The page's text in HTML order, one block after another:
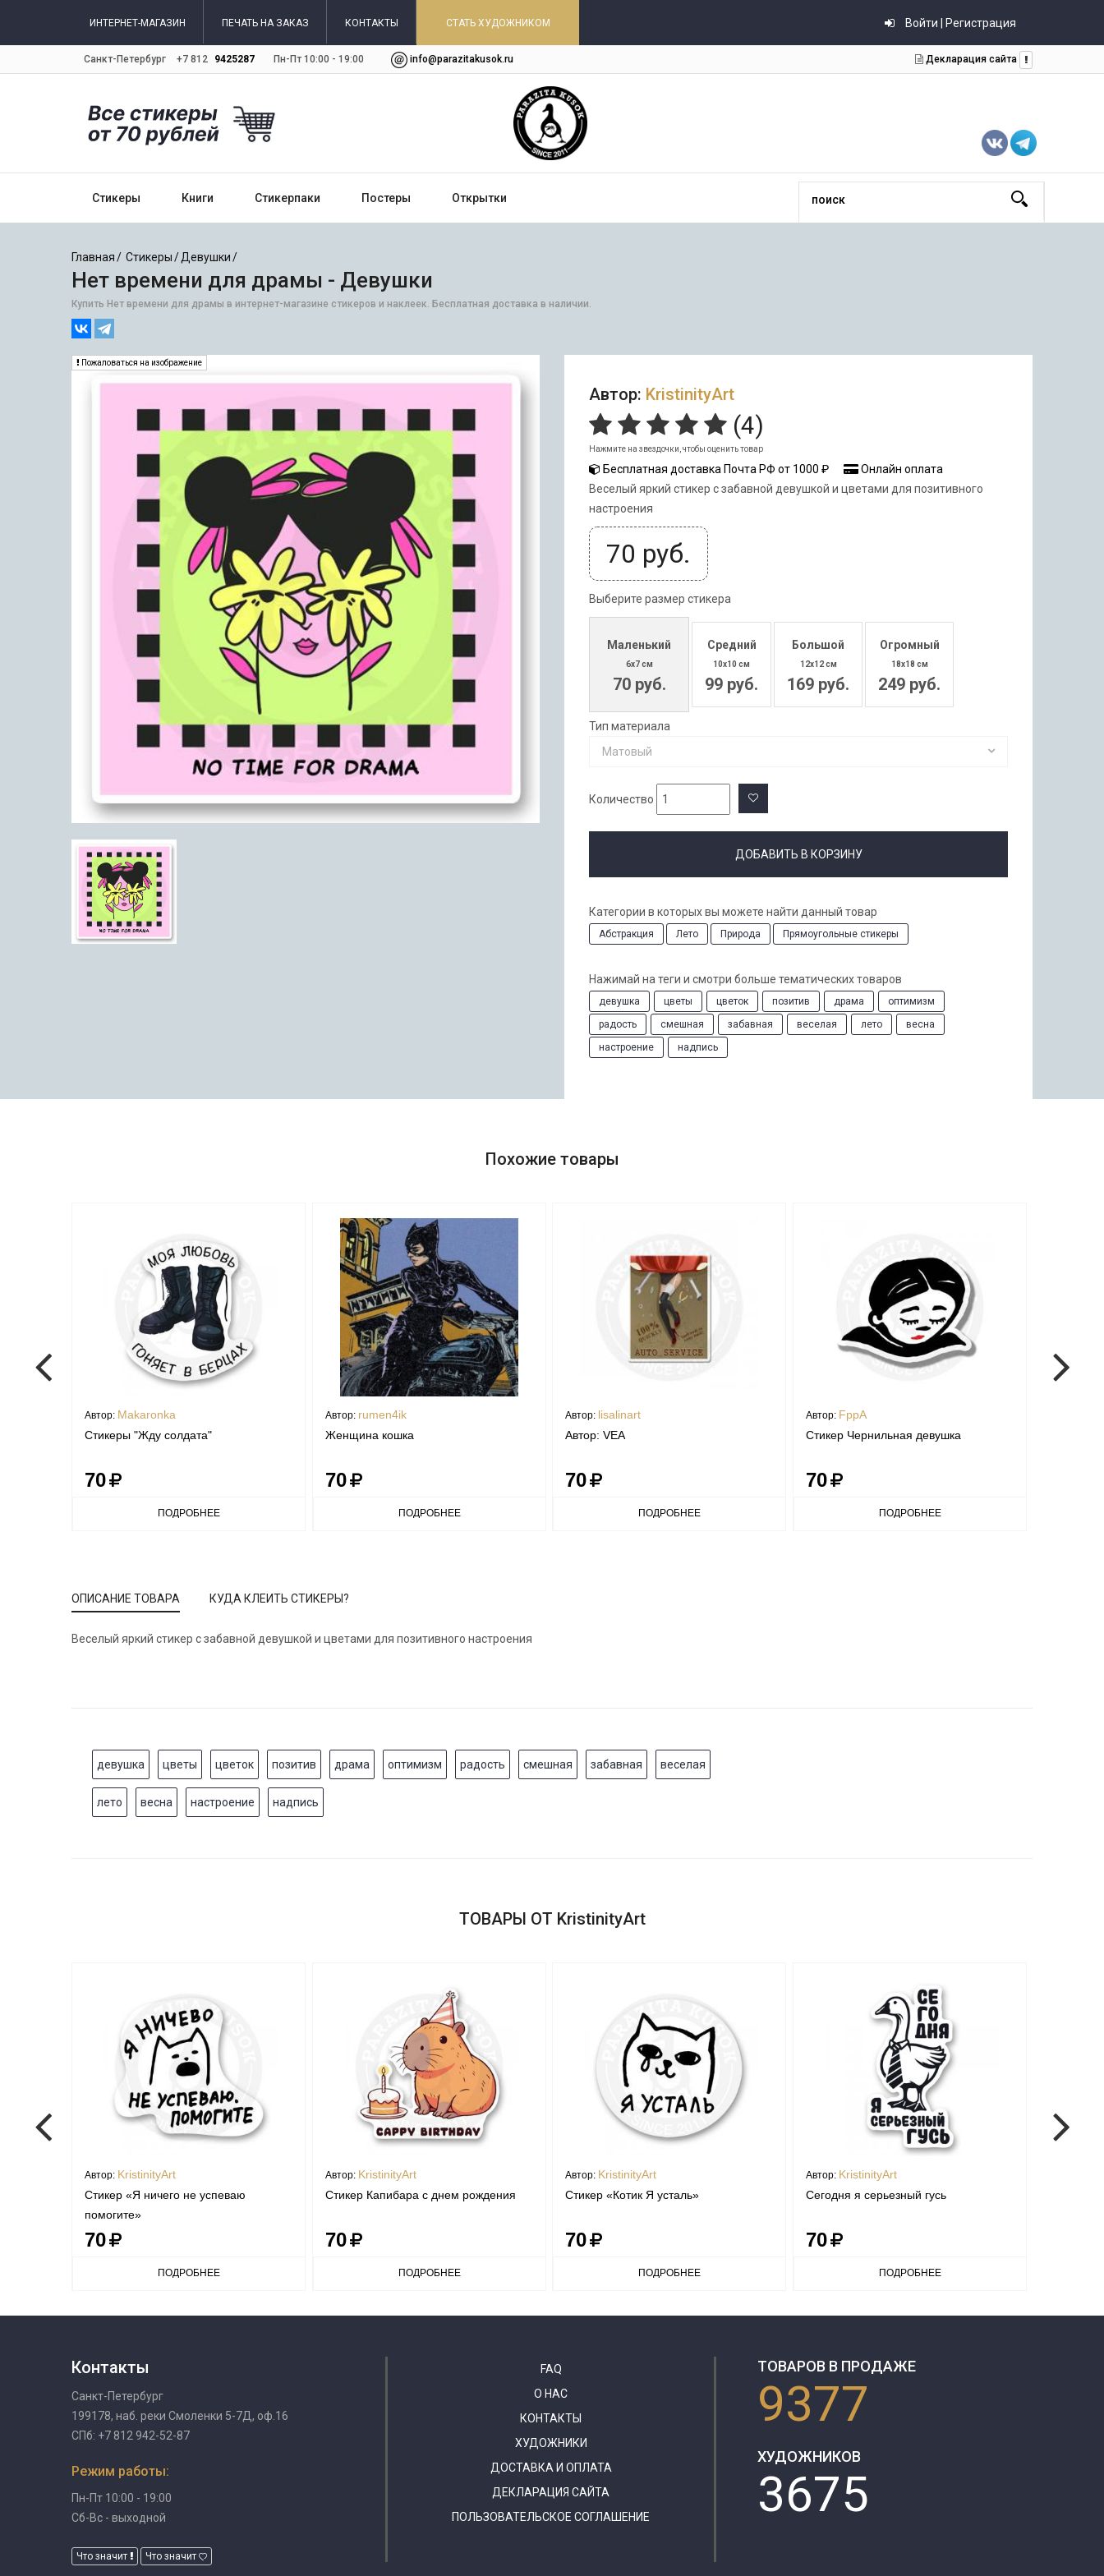
ИНТЕРНЕТ-МАГАЗИН ПЕЧАТЬ НА ЗАКАЗ КОНТАКТЫ СТАТЬ ХУДОЖНИКОМ Войти | Регистрация
Санкт-Петербург +7 812 9425287 Пн-Пт 10:00 - 19:00 info@parazitakusok.ru Декларация сайта
Стикеры Книги Стикерпаки Постеры Открытки
Главная Стикеры Девушки
Нет времени для драмы - Девушки
Купить Нет времени для драмы в интернет-магазине стикеров и наклеек. Бесплатная доставка в наличии.
Пожаловаться на изображение
Автор: KristinityArt
(4)
Нажмите на звездочки, чтобы оценить товар
Бесплатная доставка Почта РФ от 1000 ₽
Онлайн оплата
Веселый яркий стикер с забавной девушкой и цветами для позитивного
настроения
70 руб.
Выберите размер стикера
Маленький
6x7 см
70 руб.
Средний
10x10 см
99 руб.
Большой
12x12 см
169 руб.
Огромный
18x18 см
249 руб.
Тип материала
Матовый
Количество
ДОБАВИТЬ В КОРЗИНУ
Категории в которых вы можете найти данный товар
Абстракция Лето Природа Прямоугольные стикеры
Нажимай на теги и смотри больше тематических товаров
девушка цветы цветок позитив драма
оптимизм
радость
смешная забавная веселая лето
весна
настроение
надпись
Похожие товары
Автор: Makaronka
Стикеры "Жду солдата"
70
ПОДРОБНЕЕ
Автор: rumen4ik
Женщина кошка
70
ПОДРОБНЕЕ
Автор: lisalinart
Автор: VEA
70
ПОДРОБНЕЕ
Автор: FppA
Стикер Чернильная девушка
70
ПОДРОБНЕЕ
ОПИСАНИЕ ТОВАРА КУДА КЛЕИТЬ СТИКЕРЫ?
Веселый яркий стикер с забавной девушкой и цветами для позитивного настроения
девушка цветы цветок позитив драма оптимизм радость смешная забавная веселая
лето весна настроение надпись
ТОВАРЫ ОТ KristinityArt
Автор: KristinityArt
Стикер «Я ничего не успеваю
помогите»
70
ПОДРОБНЕЕ
Автор: KristinityArt
Стикер Капибара с днем рождения
70
ПОДРОБНЕЕ
Автор: KristinityArt
Стикер «Котик Я усталь»
70
ПОДРОБНЕЕ
Автор: KristinityArt
Сегодня я серьезный гусь
70
ПОДРОБНЕЕ
Контакты
Санкт-Петербург
199178, наб. реки Смоленки 5-7Д, оф.16
СПб: +7 812 942-52-87
Режим работы:
Пн-Пт 10:00 - 19:00
Сб-Вс - выходной
Что значит Что значит
FAQ
О НАС
КОНТАКТЫ
ХУДОЖНИКИ
ДОСТАВКА И ОПЛАТА
ДЕКЛАРАЦИЯ САЙТА
ПОЛЬЗОВАТЕЛЬСКОЕ СОГЛАШЕНИЕ
ТОВАРОВ В ПРОДАЖЕ
9377
ХУДОЖНИКОВ
3675